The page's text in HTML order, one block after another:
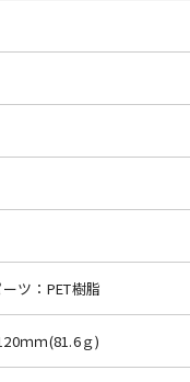
ツ：PET樹脂
ｍｍ(81.6ｇ)